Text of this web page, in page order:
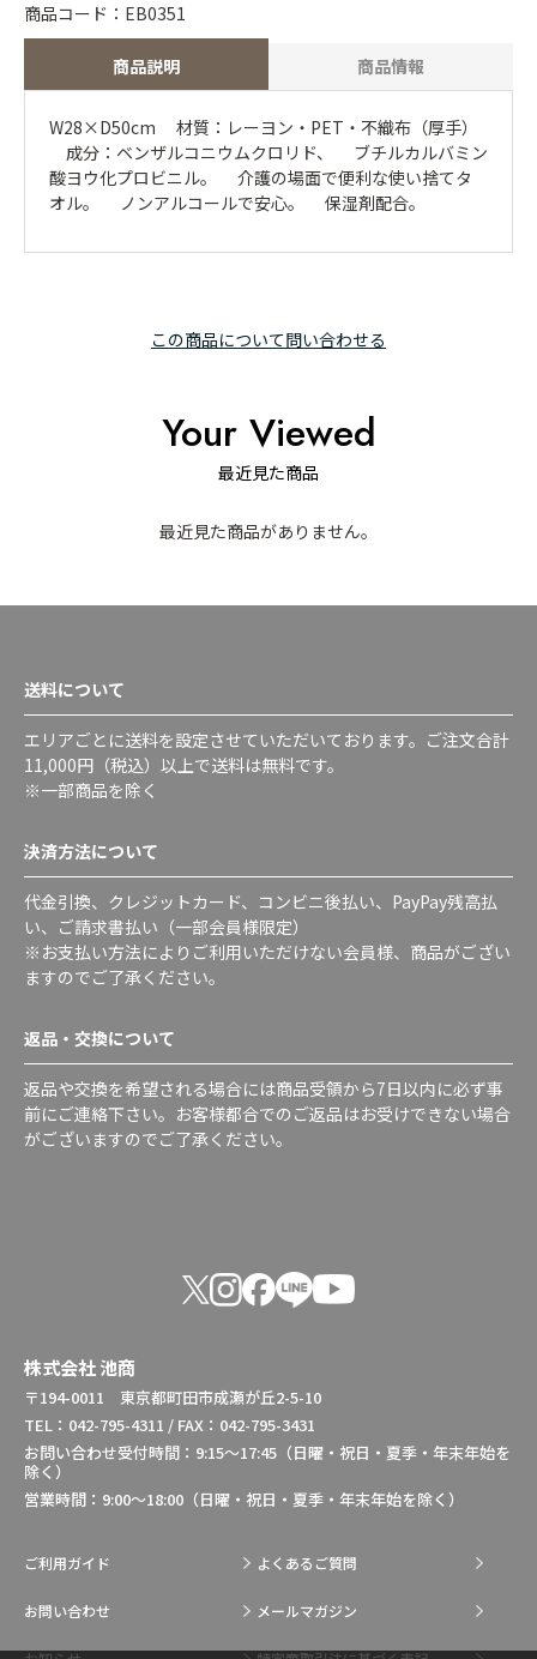
商品説明 商品情報
W28×D50cm 材質：レーヨン・PET・不織布（厚手）
成分：ベンザルコニウムクロリド、 ブチルカルバミン
酸ヨウ化プロビニル。 介護の場面で便利な使い捨てタ
オル。 ノンアルコールで安心。 保湿剤配合。
この商品について問い合わせる
商品コード：EB0351
Your Viewed
最近見た商品
最近見た商品がありません。
送料について
エリアごとに送料を設定させていただいております。ご注文合計
11,000円（税込）以上で送料は無料です。
※一部商品を除く
決済方法について
代金引換、クレジットカード、コンビニ後払い、PayPay残高払
い、ご請求書払い（一部会員様限定）
※お支払い方法によりご利用いただけない会員様、商品がござい
ますのでご了承ください。
返品・交換について
返品や交換を希望される場合には商品受領から7日以内に必ず事
前にご連絡下さい。お客様都合でのご返品はお受けできない場合
がございますのでご了承ください。
株式会社 池商
〒194-0011 東京都町田市成瀬が丘2-5-10
TEL：042-795-4311 / FAX：042-795-3431
お問い合わせ受付時間：9:15～17:45（日曜・祝日・夏季・年末年始を
除く）
営業時間：9:00～18:00（日曜・祝日・夏季・年末年始を除く）
ご利用ガイド よくあるご質問
お問い合わせ メールマガジン